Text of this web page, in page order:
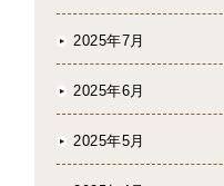
2025年7月
2025年6月
2025年5月